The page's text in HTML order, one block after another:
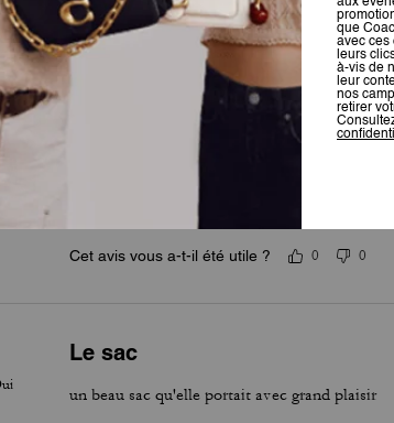
Pour plus d’informations sur la manière dont nous
Cet avis vous a-t-il été utile ? 0 0
Le sac
un beau sac qu'elle portait avec grand plaisir